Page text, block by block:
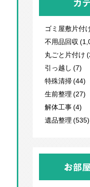
カ
ゴミ屋敷片付
不用品回収
丸ごと片付け
引っ越し (7)
特殊清掃 (44)
生前整理 (27)
解体工事 (4)
遺品整理 (535)
お部